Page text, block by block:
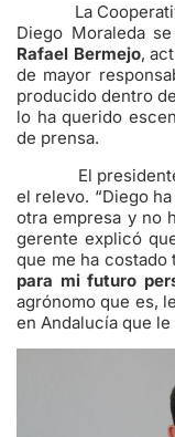
La Cooperativa
Diego Moraleda
Rafael Bermejo,
de mayor
producido dentro
lo ha querido
de prensa.
El
el relevo. “Diego
otra empresa y no
gerente explicó
que me ha
para mi futuro
agrónomo que es,
en Andalucía que